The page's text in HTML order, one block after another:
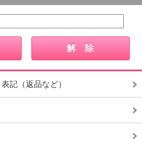
記（返品など）